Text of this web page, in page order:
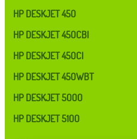
HP DESKJET 450
HP DESKJET 450CBI
HP DESKJET 450CI
HP DESKJET 450WBT
HP DESKJET 5000
HP DESKJET 5100